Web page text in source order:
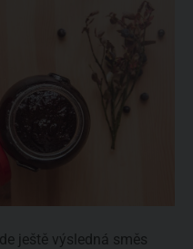
ještě výsledná směs